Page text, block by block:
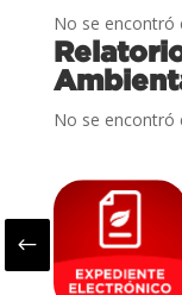
No se encontró
No se encontró
#